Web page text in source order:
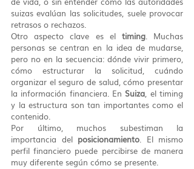
suizas evalúan las solicitudes, suele provocar
retrasos o rechazos.
Otro aspecto clave es el timing. Muchas
personas se centran en la idea de mudarse,
pero no en la secuencia: dónde vivir primero,
cómo estructurar la solicitud, cuándo
organizar el seguro de salud, cómo presentar
la información financiera. En Suiza, el timing
y la estructura son tan importantes como el
contenido.
Por último, muchos subestiman la
importancia del posicionamiento. El mismo
perfil financiero puede percibirse de manera
muy diferente según cómo se presente.